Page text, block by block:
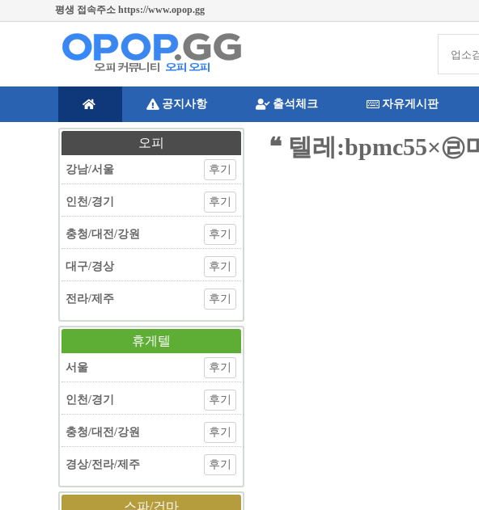
평생 접속주소 https://www.opop.gg
공지사항 출석체크 자유게시판
오피
강남/서울 후기
인천/경기 후기
충청/대전/강원 후기
대구/경상 후기
전라/제주 후기
휴게텔
서울 후기
인천/경기 후기
충청/대전/강원 후기
경상/전라/제주 후기
스파/건마
❝ 텔레:bpmc55×㉣